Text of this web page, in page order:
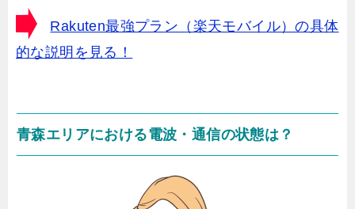
Rakuten最強プラン（楽天モバイル）の具体
的な説明を見る！
青森エリアにおける電波・通信の状態は？